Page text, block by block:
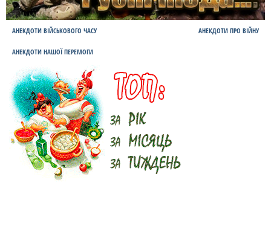
АНЕКДОТИ ВІЙСЬКОВОГО ЧАСУ АНЕКДОТИ ПРО ВІЙНУ
АНЕКДОТИ НАШОЇ ПЕРЕМОГИ